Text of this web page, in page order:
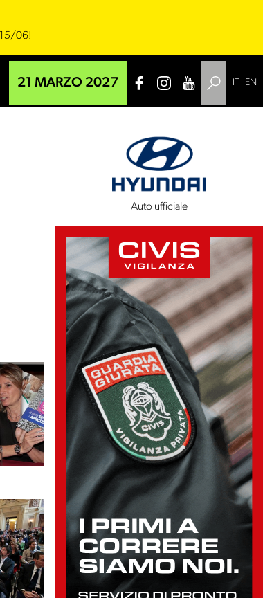
15/06!
21 MARZO 2027 EN
Auto ufficiale